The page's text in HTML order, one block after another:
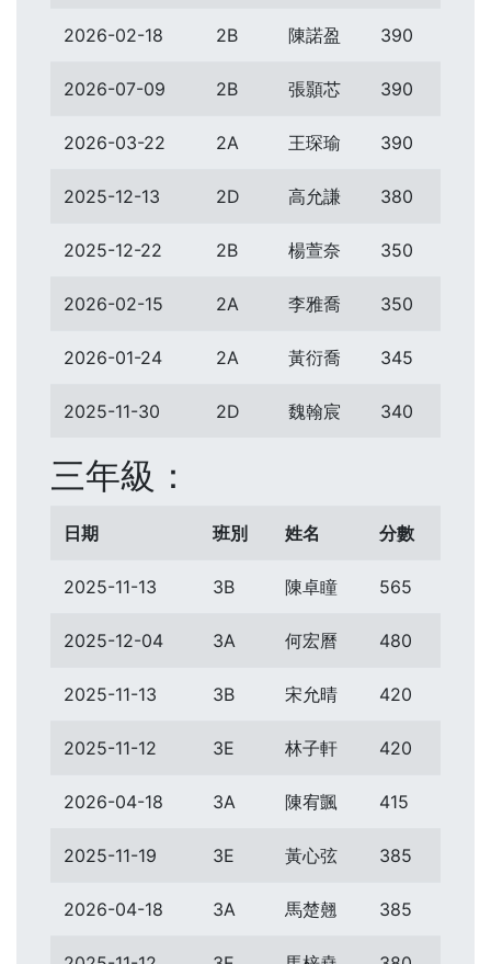
2026-02-18 2B 陳諾盈 390
2026-07-09 2B 張顥芯 390
2026-03-22 2A 王琛瑜 390
2025-12-13 2D 高允謙 380
2025-12-22 2B 楊萱奈 350
2026-02-15 2A 李雅喬 350
2026-01-24 2A 黃衍喬 345
2025-11-30 2D 魏翰宸 340
三年級：
日期 班別 姓名 分數
2025-11-13 3B 陳卓瞳 565
2025-12-04 3A 何宏曆 480
2025-11-13 3B 宋允晴 420
2025-11-12 3E 林子軒 420
2026-04-18 3A 陳宥颽 415
2025-11-19 3E 黃心弦 385
2026-04-18 3A 馬楚翹 385